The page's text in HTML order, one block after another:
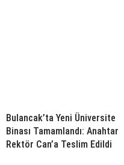
Bulancak’ta Yeni Üniversite
Binası Tamamlandı: Anahtar
Rektör Can’a Teslim Edildi